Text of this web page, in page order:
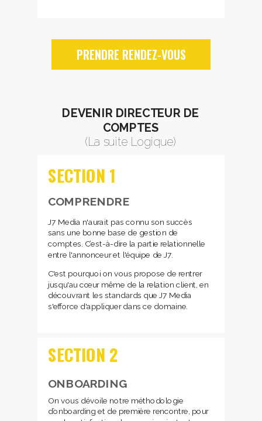
PRENDRE RENDEZ-VOUS
DEVENIR DIRECTEUR DE
COMPTES
(La suite Logique)
J7 Media n'aurait pas connu son succès
sans une bonne base de gestion de
comptes. C’est-à-dire la partie relationnelle
entre l'annonceur et l'équipe de J7.
C'est pourquoi on vous propose de rentrer
jusqu'au cœur même de la relation client, en
découvrant les standards que J7 Media
s'efforce d'appliquer dans ce domaine.
COMPRENDRE
SECTION 1
On vous dévoile notre méthodologie
d’onboarding et de première rencontre, pour
ONBOARDING
SECTION 2